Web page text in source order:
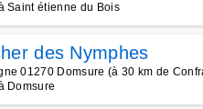
Saint étienne du Bois
des Nymphes
01270 Domsure (à 30 km de
Domsure